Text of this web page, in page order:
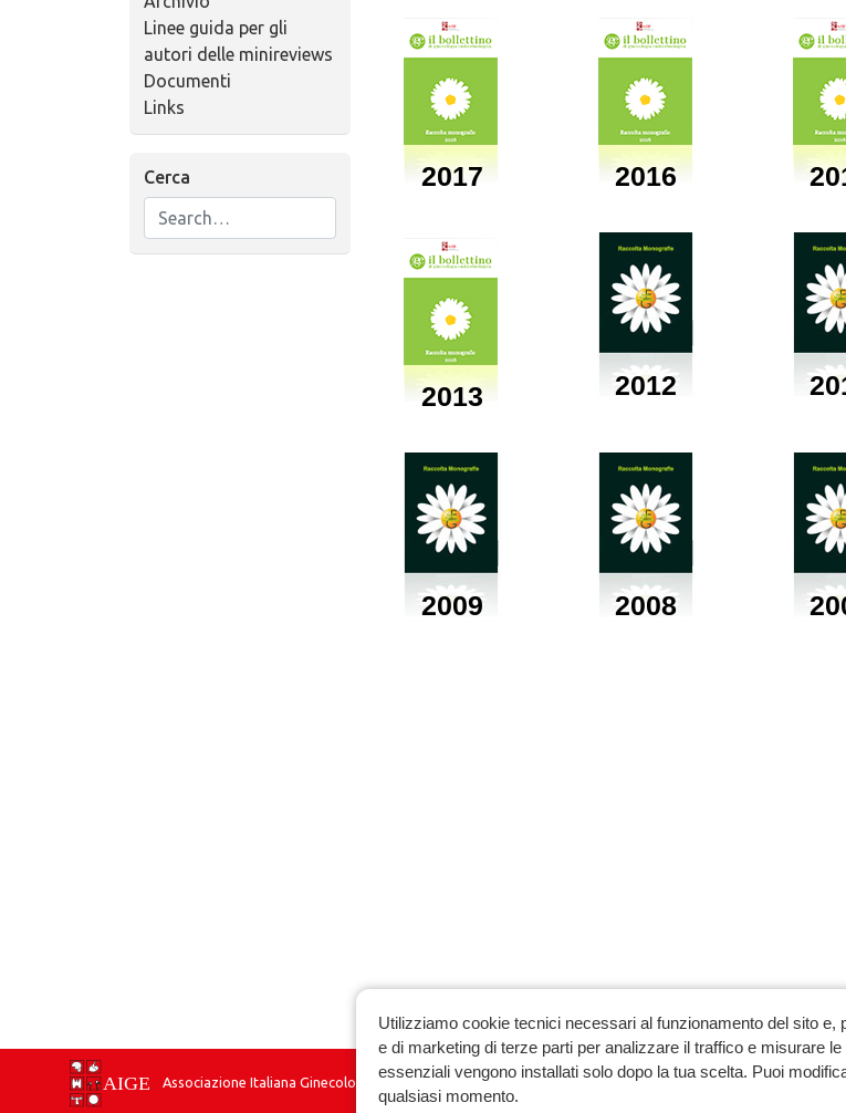
Linee guida per gli
autori delle minireviews
Documenti
Links
Cerca 2017 2016
2013 2012
2009 2008
Associazione Italiana Ginecologia Endocrinologica
Utilizziamo cookie tecnici necessari al funzionamento del sito
e di marketing di terze parti per analizzare il traffico e misurare
essenziali vengono installati solo dopo la tua scelta. Puoi
qualsiasi momento.